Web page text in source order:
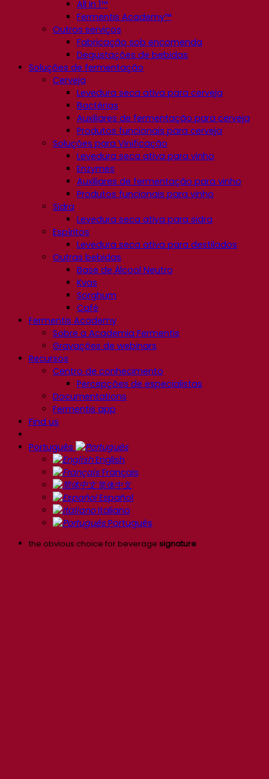
All In 1™
Fermentis Academy™
Outros serviços
Fabricação sob encomenda
Degustações de bebidas
Soluções de fermentação
Cerveja
Levedura seca ativa para cerveja
Bactérias
Auxiliares de fermentação para cerveja
Produtos funcionais para cerveja
Soluções para Vinificação
Levedura seca ativa para vinho
Enzymes
Auxiliares de fermentação para vinho
Produtos funcionais para vinho
Sidra
Levedura seca ativa para sidra
Espíritos
Levedura seca ativa para destilados
Outras bebidas
Base de Álcool Neutro
Kvas
Sorghum
Café
Fermentis Academy
Sobre a Academia Fermentis
Gravações de webinars
Recursos
Centro de conhecimento
Percepções de especialistas
Documentations
Fermentis app
Find us
Português
English
Français
简体中文
Español
Italiano
Português
the obvious choice for beverage signature